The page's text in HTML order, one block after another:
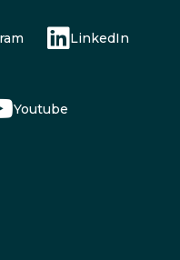
LinkedIn
Youtube